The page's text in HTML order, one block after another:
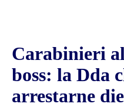
Carabinieri
boss: la Dda
arrestarne